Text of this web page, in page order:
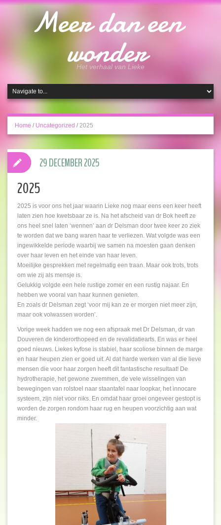
Meer dan een
wonder
Het verhaal van Lieke
Home / Uncategorized / 2025
2025
2025 is voor ons het jaar waarin Lieke nog maar eens een keer heeft
laten zien hoe kwetsbaar ze is. Na het afscheid van dr Bok heeft ze
ons heel snel laten ‘wennen’ aan dr Delsman door twee keer zo ziek
te worden dat we bang waren haar te verliezen. Wat volgde was een
ingewikkelde periode waarbij we samen na moesten gaan denken
over haar leven en het einde van haar leven.
Moeilijke gesprekken met regelmatig een traan. Maar ook trots, trots
om wie zij als mensje is.
Gelukkig volgde een hele rustige zomer en een rustig najaar. En
hebben we vooral van haar kunnen genieten.
En zoals dr Delsman zegt ‘voor mij kan ze er morgen niet meer zijn,
maar ook volwassen worden’.
Vorige week hadden we nog een afspraak met Dr Delsman, dr van
Douveren de kinderorthopeed en de revalidatiearts. En was er heel
goed nieuws. Liekes kyfose is stabiel, haar scoliose binnen de marge
en haar heupen zien er goed uit. Al dat harde werken van al die lieve
mensen die voor haar zorgen heeft dit fantastische resultaat! De
hydrotherapie, het gewone zwemmen, de vele wisselingen van
bewegingen van rolstoel naar staantafel naar loopkar, het innocare
systeem, zijn niet voor niks. En omdat haar groei ongeveer gestopt is
worden de zorgen rondom haar rug en heupen voorzichtig aan wat
minder.
29 DECEMBER 2025